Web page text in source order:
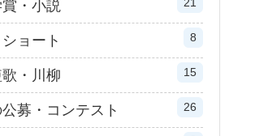
・小説 21
ョート 8
・川柳 15
募・コンテスト 26